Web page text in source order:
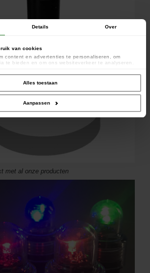
Details Over
van cookies
content en advertenties te personaliseren, om
te bieden en om ons websiteverkeer te analyseren.
en analyse. Deze partners kunnen deze gegevens
die u aan ze heeft verstrekt of die ze hebben
gebruik van hun services.
Alles toestaan
Aanpassen
met al onze producten